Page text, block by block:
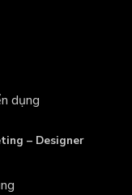
dụng
– Designer